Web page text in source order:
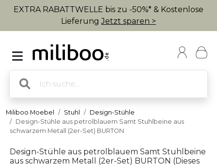
EXTRA RABATTWELLE bis zu -50%* & Kostenlose
LieferungJetzt sparen >
Miliboo Moebel Stuhl
Design-Stühle
Design-Stühle aus petrolblauem Samt Stuhlbeine aus
schwarzem Metall (2er-Set) BURTON
Design-Stühle aus petrolblauem Samt Stuhlbeine
aus schwarzem Metall (2er-Set) BURTON (Dieses